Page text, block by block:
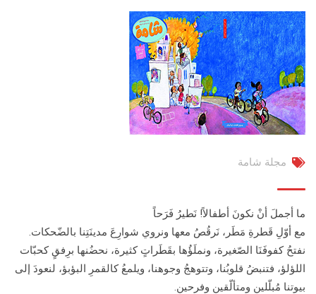
مجلة شامة
ما أجملَ أنْ نكونَ أطفالاً! نَطيرُ فَرَحاً
مع أوّلِ قَطرةِ مَطَر، نَرقُصُ معها ونروي شوارِعَ مدينَتِنا بالضّحكات.
نفتحُ كفوفَنَا الصّغيرة، ونملَؤُها بقَطَراتٍ كثيرة، نحضُنها برِفقٍ كحبّات
اللؤلؤ، فتنبضُ قلوبُنا، وتتوهجُ وجوهنا، ويلمعُ كالقمرِ البؤبؤ، لنعودَ إلى
بيوتنا مُبلّلين ومتألّقين وفرحين.